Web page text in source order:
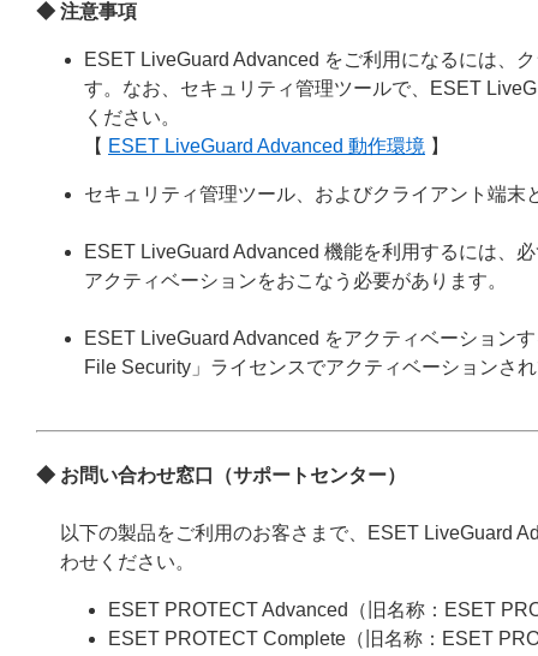
◆ 注意事項
ESET LiveGuard Advanced をご利用になるには、
す。なお、セキュリティ管理ツールで、ESET
ください。
【 ESET LiveGuard Advanced 動作環境 】
セキュリティ管理ツール、およびクライアント端
ESET LiveGuard Advanced 機能を利用するには、
アクティベーションをおこなう必要があります。
ESET LiveGuard Advanced をアクティベーション
File Security」ライセンスでアクティベーションさ
◆ お問い合わせ窓口（サポートセンター）
以下の製品をご利用のお客さまで、ESET LiveGuard
わせください。
ESET PROTECT Advanced（旧名称：ESET
ESET PROTECT Complete（旧名称：ESET